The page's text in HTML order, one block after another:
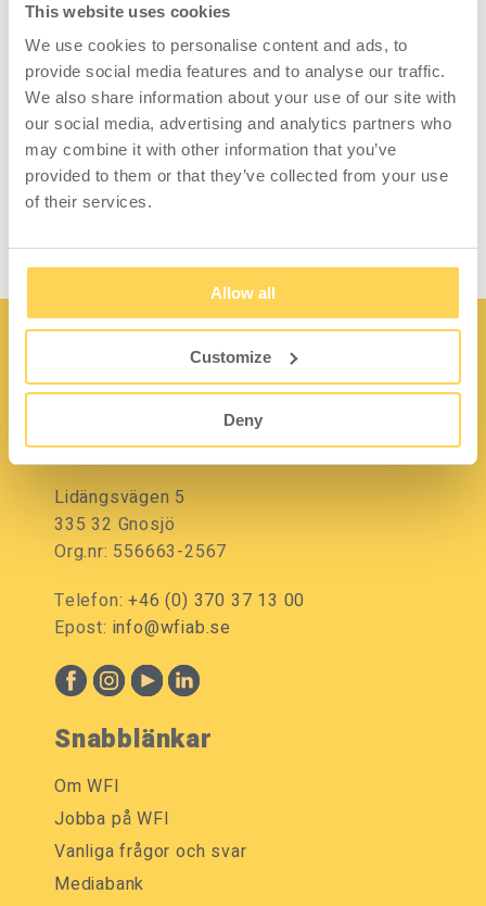
This website uses cookies
We use cookies to personalise content and ads, to
provide social media features and to analyse our traffic.
We also share information about your use of our site with
our social media, advertising and analytics partners who
may combine it with other information that you’ve
provided to them or that they’ve collected from your use
of their services.
Allow all
Customize
Deny
utåt eller mot pelarna.
Levereras med två konsoler.
Lacken vi använder på våra ESD-produkter är
gjord av ett halvledande
epoxipolyesteripulver. Färgen uppfyller de
krav som finns för SP-Method 2472.
Kontakt
Lidängsvägen 5
335 32 Gnosjö
Org.nr: 556663-2567
Telefon:+46 (0) 370 37 13 00
Epost: info@wfiab.se
Snabblänkar
Om WFI
Jobba på WFI
Vanliga frågor och svar
Mediabank